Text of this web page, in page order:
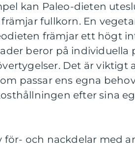
kan Paleo-dieten
fullkorn. En
främjar ett högt
beror på individuella
Det är viktigt
passar ens egna
efter sina
för- och nackdelar med